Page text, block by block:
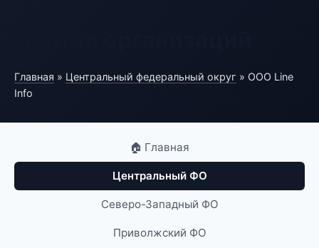
Главная » Центральный федеральный округ » ООО Line
Info
🏠 Главная
Центральный ФО
Северо-Западный ФО
Приволжский ФО